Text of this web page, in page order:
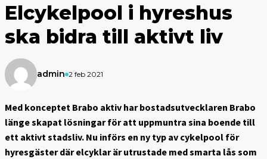
Elcykelpool i hyreshus
ska bidra till aktivt liv
admin 2 feb 2021
Med konceptet Brabo aktiv har bostadsutvecklaren Brabo
länge skapat lösningar för att uppmuntra sina boende till
ett aktivt stadsliv. Nu införs en ny typ av cykelpool för
hyresgäster där elcyklar är utrustade med smarta lås som